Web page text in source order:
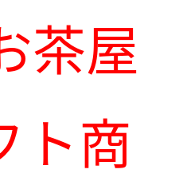
茶屋
ト商